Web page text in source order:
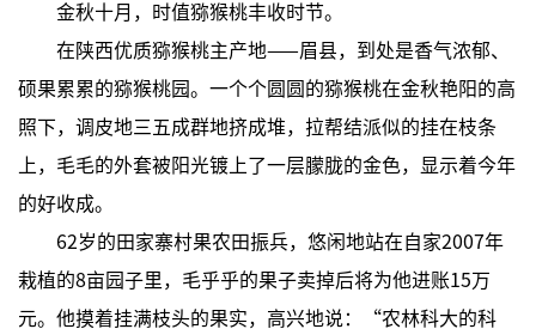
金秋十月，时值猕猴桃丰收时节。
在陕西优质猕猴桃主产地——眉县，到处是香气浓郁、
硕果累累的猕猴桃园。一个个圆圆的猕猴桃在金秋艳阳的高
照下，调皮地三五成群地挤成堆，拉帮结派似的挂在枝条
上，毛毛的外套被阳光镀上了一层朦胧的金色，显示着今年
的好收成。
62岁的田家寨村果农田振兵，悠闲地站在自家2007年
栽植的8亩园子里，毛乎乎的果子卖掉后将为他进账15万
元。他摸着挂满枝头的果实，高兴地说：“农林科大的科